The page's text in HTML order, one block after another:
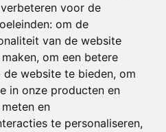
voor de
om de
van de website
, om een betere
de website te bieden, om
in onze producten en
en
te personaliseren,
grenen met berging,
Zolder
vanaf